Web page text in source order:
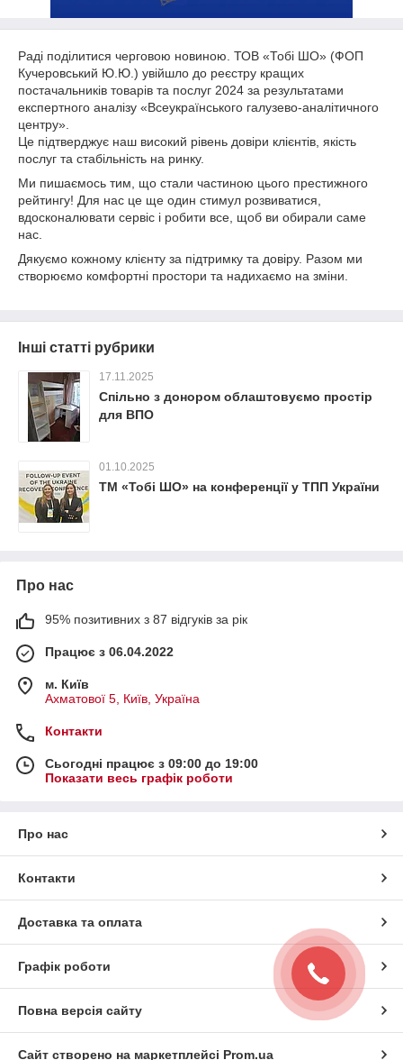
Раді поділитися черговою новиною. ТОВ «Тобі ШО» (ФОП
Кучеровський Ю.Ю.) увійшло до реєстру кращих
постачальників товарів та послуг 2024 за результатами
експертного аналізу «Всеукраїнського галузево-аналітичного
центру».
Це підтверджує наш високий рівень довіри клієнтів, якість
послуг та стабільність на ринку.
Ми пишаємось тим, що стали частиною цього престижного
рейтингу! Для нас це ще один стимул розвиватися,
вдосконалювати сервіс і робити все, щоб ви обирали саме
нас.
Дякуємо кожному клієнту за підтримку та довіру. Разом ми
створюємо комфортні простори та надихаємо на зміни.
Інші статті рубрики
17.11.2025
Спільно з донором облаштовуємо простір
для ВПО
01.10.2025
ТМ «Тобі ШО» на конференції у ТПП України
Про нас
95% позитивних з 87 відгуків за рік
Працює з 06.04.2022
м. Київ
Ахматової 5, Київ, Україна
Контакти
Сьогодні працює з 09:00 до 19:00
Показати весь графік роботи
Про нас
Контакти
Доставка та оплата
Графік роботи
Повна версія сайту
Сайт створено на маркетплейсі Prom.ua